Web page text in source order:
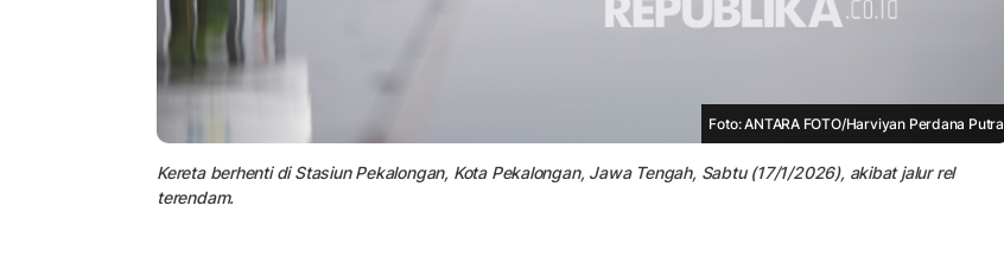
Foto: ANTARA FOTO/Harviyan Perdana Putra
Kereta berhenti di Stasiun Pekalongan, Kota Pekalongan, Jawa Tengah, Sabtu (17/1/2026), akibat jalur rel
terendam.